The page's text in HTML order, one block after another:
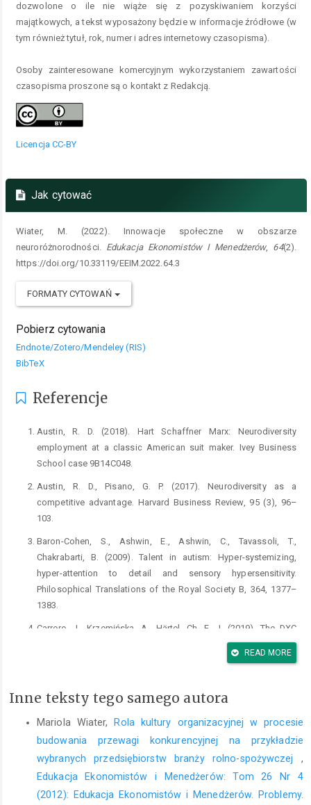
dozwolone o ile nie wiąże się z pozyskiwaniem korzyści
majątkowych, a tekst wyposażony będzie w informacje źródłowe (w
tym również tytuł, rok, numer i adres internetowy czasopisma).
Osoby zainteresowane komercyjnym wykorzystaniem zawartości
czasopisma proszone są o kontakt z Redakcją.
Licencja CC-BY
Jak cytować
Wiater, M. (2022). Innowacje społeczne w obszarze
neuroróżnorodności. Edukacja Ekonomistów I Menedżerów, 64(2).
https://doi.org/10.33119/EEIM.2022.64.3
FORMATY CYTOWAŃ
Pobierz cytowania
Endnote/Zotero/Mendeley (RIS)
BibTeX
Referencje
Austin, R. D. (2018). Hart Schaffner Marx: Neurodiversity
employment at a classic American suit maker. Ivey Business
School case 9B14C048.
Austin, R. D., Pisano, G. P. (2017). Neurodiversity as a
competitive advantage. Harvard Business Review, 95 (3), 96–
103.
Baron-Cohen, S., Ashwin, E., Ashwin, C., Tavassoli, T.,
Chakrabarti, B. (2009). Talent in autism: Hyper-systemizing,
hyper-attention to detail and sensory hypersensitivity.
Philosophical Translations of the Royal Society B, 364, 1377–
1383.
Carrero, J., Krzemińska, A., Härtel, Ch. E. J. (2019). The DXC
technology work experience program: disability-inclusive
recruitment and selection in action. Journal of Management &
Diagnostic and Statistical Manual of Mental Disorders (2013).
Grandin, T. (2009). How does visual thinking work in the mind of
a person with autism? A personal account. Philosophical
Biological Sciences, 364, 1439.
READ MORE
Inne teksty tego samego autora
Mariola Wiater, Rola kultury organizacyjnej w procesie
budowania przewagi konkurencyjnej na przykładzie
wybranych przedsiębiorstw branży rolno-spożywczej ,
Edukacja Ekonomistów i Menedżerów: Tom 26 Nr 4
(2012): Edukacja Ekonomistów i Menedżerów. Problemy.